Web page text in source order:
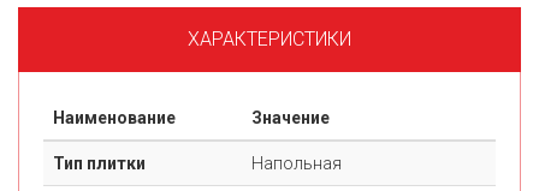
ХАРАКТЕРИСТИКИ
Наименование Значение
Тип плитки Напольная